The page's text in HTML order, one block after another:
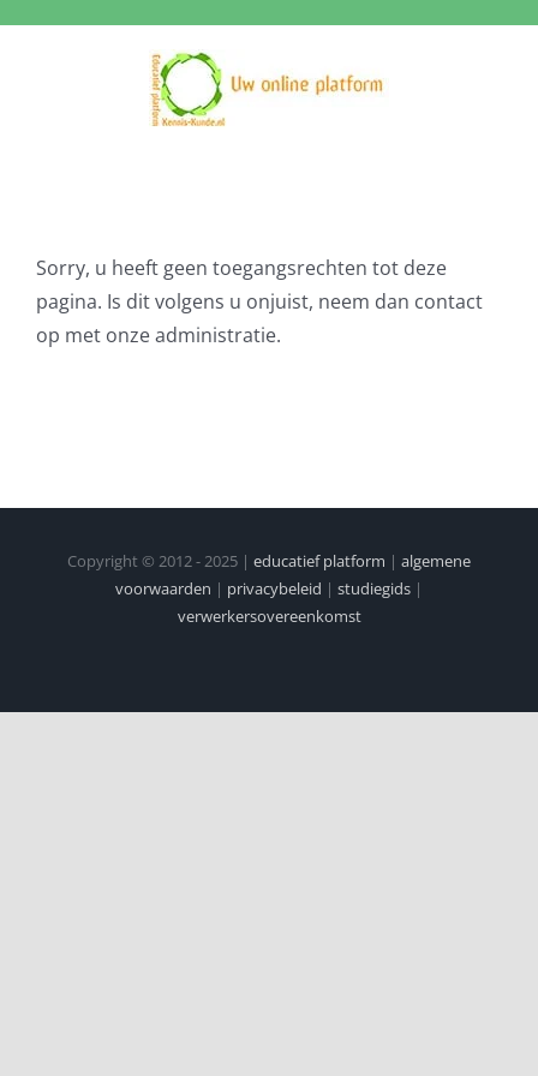
Sorry, u heeft geen toegangsrechten tot deze
pagina. Is dit volgens u onjuist, neem dan contact
op met onze administratie.
Copyright © 2012 - 2025 | educatief platform | algemene
voorwaarden | privacybeleid | studiegids |
verwerkersovereenkomst